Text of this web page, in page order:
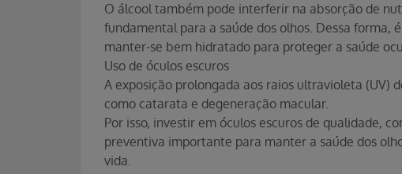
O álcool também pode interferir na absorção de
fundamental para a saúde dos olhos. Dessa forma,
manter-se bem hidratado para proteger a saúde
Uso de óculos escuros
A exposição prolongada aos raios ultravioleta (UV)
como catarata e degeneração macular.
Por isso, investir em óculos escuros de qualidade,
preventiva importante para manter a saúde dos
vida.